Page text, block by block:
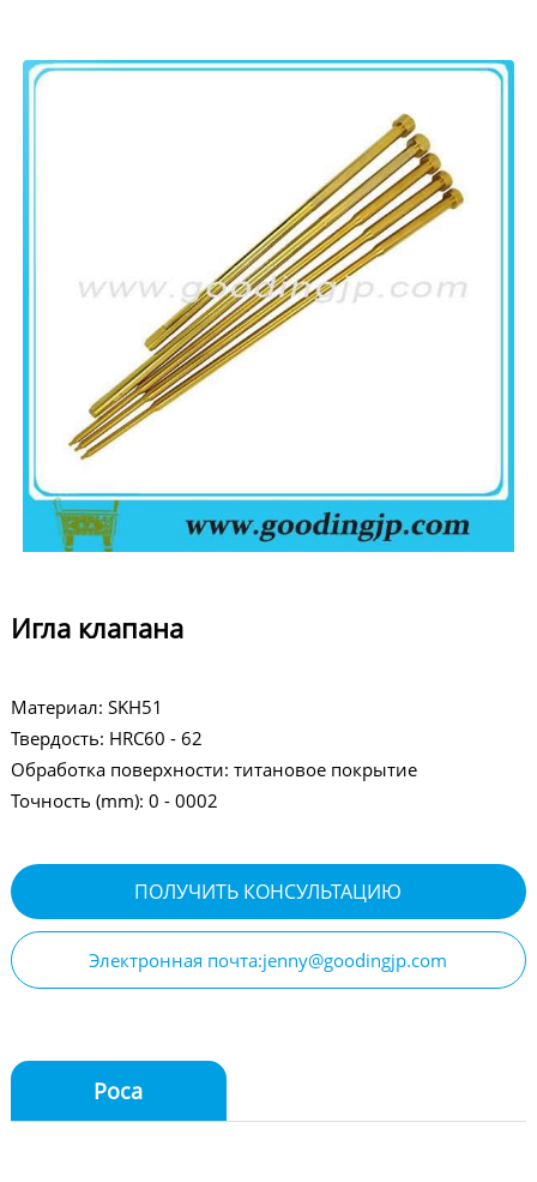
Игла клапана
Материал: SKH51
Твердость: HRC60 - 62
Обработка поверхности: титановое покрытие
Точность (mm): 0 - 0002
ПОЛУЧИТЬ КОНСУЛЬТАЦИЮ
Электронная почта:jenny@goodingjp.com
Роса